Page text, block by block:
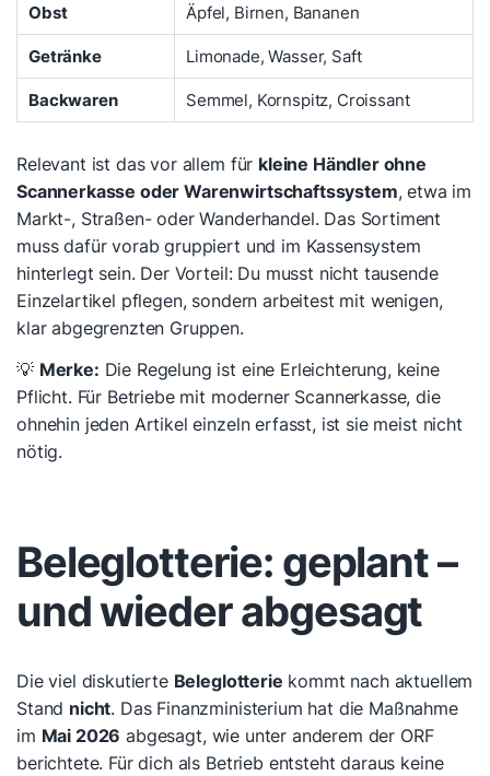
Obst
Äpfel, Birnen, Bananen
Getränke
Limonade, Wasser, Saft
Backwaren
Semmel, Kornspitz, Croissant
Relevant ist das vor allem für kleine Händler ohne
Scannerkasse oder Warenwirtschaftssystem, etwa im
Markt-, Straßen- oder Wanderhandel. Das Sortiment
muss dafür vorab gruppiert und im Kassensystem
hinterlegt sein. Der Vorteil: Du musst nicht tausende
Einzelartikel pflegen, sondern arbeitest mit wenigen,
klar abgegrenzten Gruppen.
💡 Merke: Die Regelung ist eine Erleichterung, keine
Pflicht. Für Betriebe mit moderner Scannerkasse, die
ohnehin jeden Artikel einzeln erfasst, ist sie meist nicht
nötig.
Beleglotterie: geplant –
und wieder abgesagt
Die viel diskutierte Beleglotterie kommt nach aktuellem
Stand nicht. Das Finanzministerium hat die Maßnahme
im Mai 2026 abgesagt, wie unter anderem der ORF
berichtete. Für dich als Betrieb entsteht daraus keine